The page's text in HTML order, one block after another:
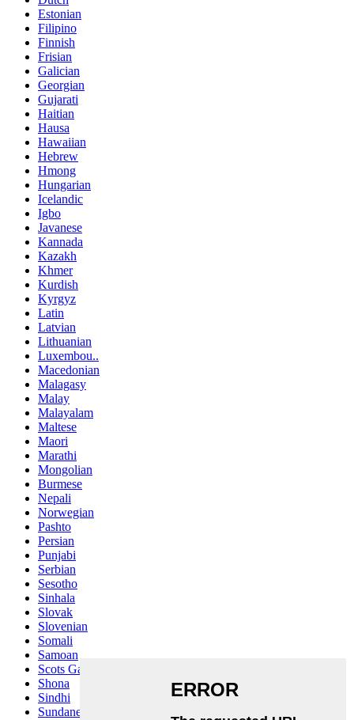
Estonian
Filipino
Finnish
Frisian
Galician
Georgian
Gujarati
Haitian
Hausa
Hawaiian
Hebrew
Hmong
Hungarian
Icelandic
Igbo
Javanese
Kannada
Kazakh
Khmer
Kurdish
Kyrgyz
Latin
Latvian
Lithuanian
Luxembou..
Macedonian
Malagasy
Malay
Malayalam
Maltese
Maori
Marathi
Mongolian
Burmese
Nepali
Norwegian
Pashto
Persian
Punjabi
Serbian
Sesotho
Sinhala
Slovak
Slovenian
Somali
Samoan
Scots Gaelic
Shona
Sindhi
Sundanese